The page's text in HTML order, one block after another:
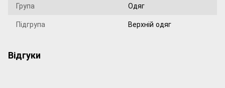
Група
Одяг
Підгрупа
Верхній одяг
Відгуки